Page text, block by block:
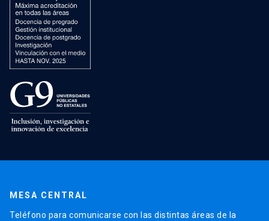
MESA CENTRAL
Teléfono para comunicarse con las distintas áreas de la